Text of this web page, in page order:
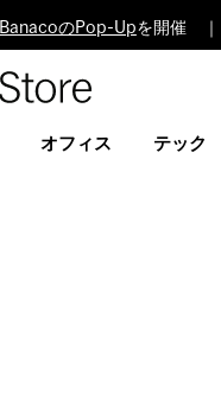
BanacoのPop-Upを開催
Design
オフィス テック